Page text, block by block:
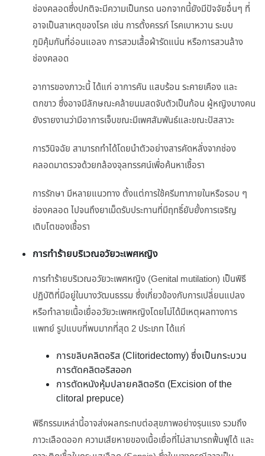
ช่องคลอดซึ่งปกติจะมีความเป็นกรด นอกจากนี้ยังมีปัจจัยอื่นๆ ที่
อาจเป็นสาเหตุของโรค เช่น การตั้งครรภ์ โรคเบาหวาน ระบบ
ภูมิคุ้มกันที่อ่อนแอลง การสวมเสื้อผ้ารัดแน่น หรือการสวนล้าง
ช่องคลอด
อาการของภาวะนี้ ได้แก่ อาการคัน แสบร้อน ระคายเคือง และ
ตกขาว ซึ่งอาจมีลักษณะคล้ายนมสดจับตัวเป็นก้อน ผู้หญิงบางคน
ยังรายงานว่ามีอาการเจ็บขณะมีเพศสัมพันธ์และขณะปัสสาวะ
การวินิจฉัย สามารถทำได้โดยนำตัวอย่างสารคัดหลั่งจากช่อง
คลอดมาตรวจด้วยกล้องจุลทรรศน์เพื่อค้นหาเชื้อรา
การรักษา มีหลายแนวทาง ตั้งแต่การใช้ครีมทาภายในหรือรอบ ๆ
ช่องคลอด ไปจนถึงยาเม็ดรับประทานที่มีฤทธิ์ยับยั้งการเจริญ
เติบโตของเชื้อรา
การทำร้ายบริเวณอวัยวะเพศหญิง
การทำร้ายบริเวณอวัยวะเพศหญิง (Genital mutilation) เป็นพิธี
ปฏิบัติที่มีอยู่ในบางวัฒนธรรม ซึ่งเกี่ยวข้องกับการเปลี่ยนแปลง
หรือทำลายเนื้อเยื่ออวัยวะเพศหญิงโดยไม่ได้มีเหตุผลทางการ
แพทย์ รูปแบบที่พบมากที่สุด 2 ประเภท ได้แก่
การขลิบคลิตอริส (Clitoridectomy) ซึ่งเป็นกระบวน
การตัดคลิตอริสออก
การตัดหนังหุ้มปลายคลิตอริต (Excision of the
clitoral prepuce)
พิธีกรรมเหล่านี้อาจส่งผลกระทบต่อสุขภาพอย่างรุนแรง รวมถึง
ภาวะเลือดออก ความเสียหายของเนื้อเยื่อที่ไม่สามารถฟื้นฟูได้ และ